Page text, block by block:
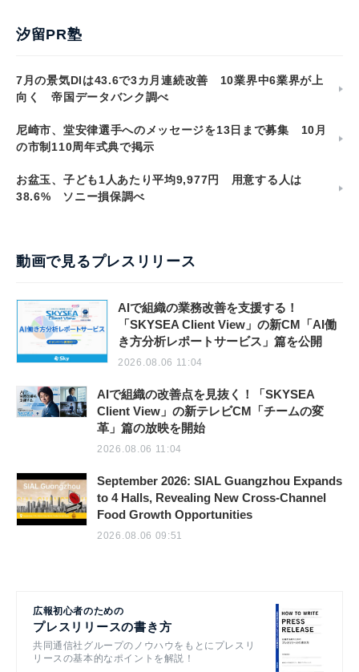
汐留PR塾
7月の景気DIは43.6で3カ月連続改善 10業界中6業界が上
向く 帝国データバンク調べ
尼崎市、堂安律選手へのメッセージを13日まで募集 10月
の市制110周年式典で掲示
お盆玉、子ども1人あたり平均9,977円 用意する人は
38.6% ソニー損保調べ
動画で見るプレスリリース
AIで組織の業務改善を支援する！
「SKYSEA Client View」の新CM「AI働
き方分析レポートサービス」篇を公開
2026.08.06 11:04
AIで組織の改善点を見抜く！「SKYSEA
Client View」の新テレビCM「チームの変
革」篇の放映を開始
2026.08.06 11:04
September 2026: SIAL Guangzhou Expands
to 4 Halls, Revealing New Cross-Channel
Food Growth Opportunities
2026.08.06 09:51
広報初心者のための
プレスリリースの書き方
共同通信社グループのノウハウをもとにプレスリ
リースの基本的なポイントを解説！